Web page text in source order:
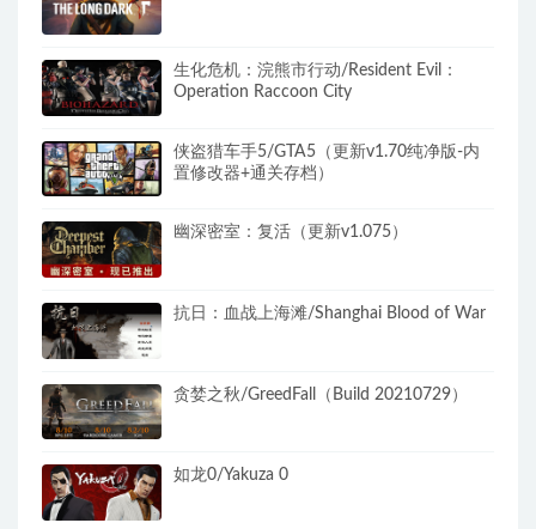
生化危机：浣熊市行动/Resident Evil：
Operation Raccoon City
侠盗猎车手5/GTA5（更新v1.70纯净版-内
置修改器+通关存档）
幽深密室：复活（更新v1.075）
抗日：血战上海滩/Shanghai Blood of War
贪婪之秋/GreedFall（Build 20210729）
如龙0/Yakuza 0